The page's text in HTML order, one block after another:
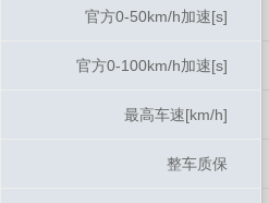
官方0-50km/h加速[s]
官方0-100km/h加速[s]
最高车速[km/h]
整车质保
官方0-50km/h加速[s]
官方0-100km/h加速[s]
最高车速[km/h]
整车质保